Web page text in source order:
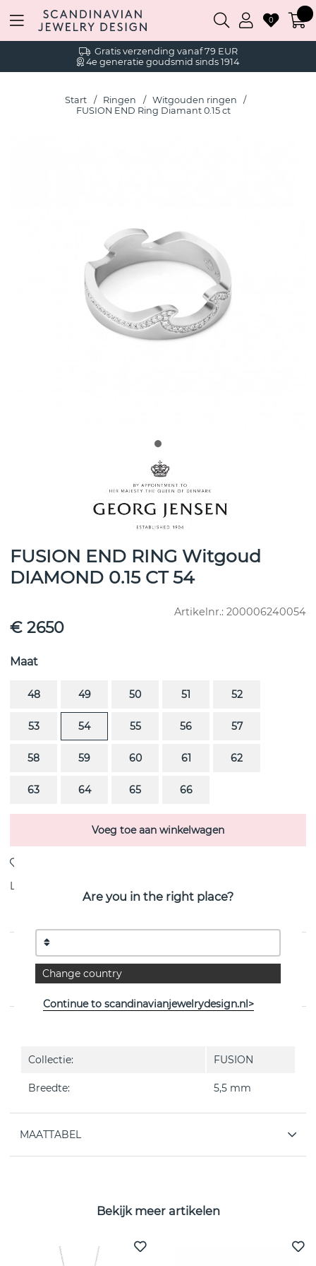
Gratis verzending vanaf 79 EUR
4e generatie goudsmid sinds 1914
0
Start Ringen
Witgouden ringen
FUSION END Ring Diamant 0.15 ct
FUSION END RING Witgoud
DIAMOND 0.15 CT 54
Artikelnr.: 200006240054
€ 2650
Maat
48 49 50 51 52
53 54 55 56 57
58 59 60 61 62
63 64 65 66
Voeg toe aan winkelwagen
Levering:
PRODUCTOMSCHRIJVING
FUSION END is een diamantring 0.15 ct i 18k Witgoud
Collectie: FUSION
Breedte: 5,5 mm
MAATTABEL
Bekijk meer artikelen
Are you in the right place?
Change country
Continue to scandinavianjewelrydesign.nl>